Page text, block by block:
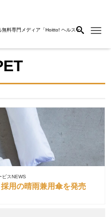
料専門メディア「Hoitto! ヘルスケ
ビスNEWS
用の晴雨兼用傘を発売